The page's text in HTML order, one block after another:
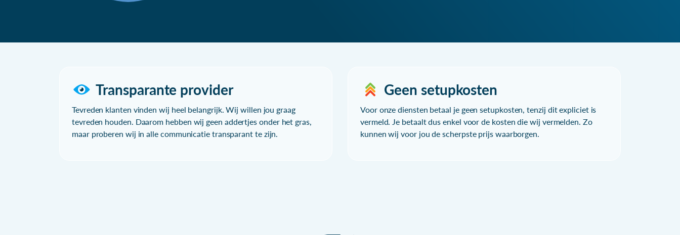
Transparante provider
Tevreden klanten vinden wij heel belangrijk. Wij willen jou graag
tevreden houden. Daarom hebben wij geen addertjes onder het gras,
maar proberen wij in alle communicatie transparant te zijn.
Geen setupkosten
Voor onze diensten betaal je geen setupkosten, tenzij dit expliciet is
vermeld. Je betaalt dus enkel voor de kosten die wij vermelden. Zo
kunnen wij voor jou de scherpste prijs waarborgen.